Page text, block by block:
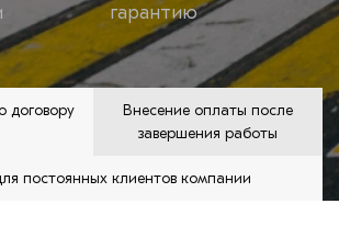
гарантию
договору
Внесение оплаты после
завершения работы
постоянных клиентов компании